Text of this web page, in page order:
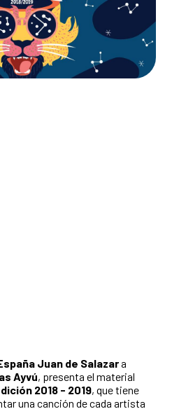
Juan de Salazara
Ayvú, presenta el material
2018 - 2019, que tiene
una canción de cada artista